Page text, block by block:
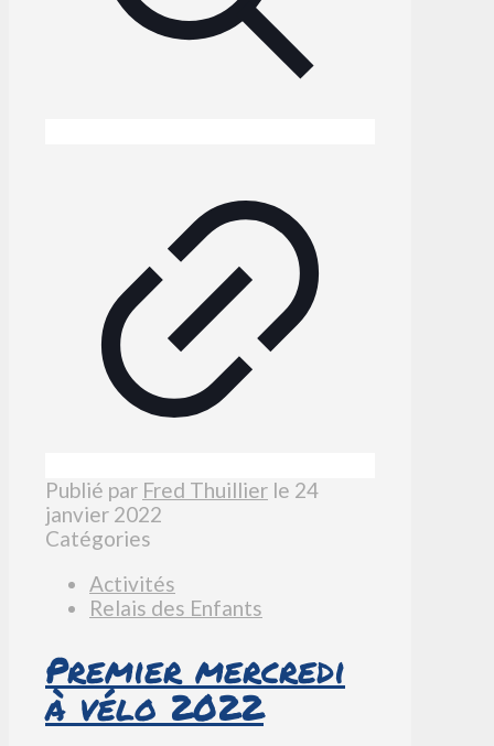
Publié par Fred Thuillier le 24
janvier 2022
Catégories
Activités
Relais des Enfants
Premier mercredi
à vélo 2022